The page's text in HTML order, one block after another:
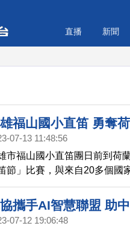
直播 新聞
福山國小直笛 勇奪
07-13 11:48:56
市福山國小直笛團日前到荷
節」比賽，與來自20多個國
獎。團員在13日返回學校同
攜手AI智慧聯盟 助
07-12 19:06:48